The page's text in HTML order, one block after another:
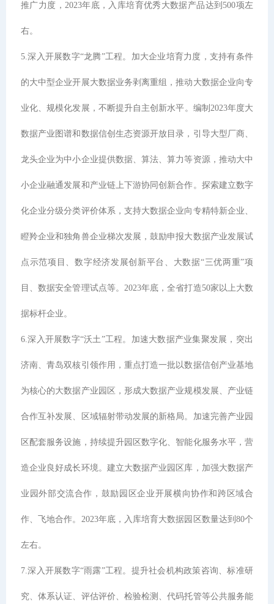
推广力度，2023年底，入库培育优秀大数据产品达到500项左
右。
5.深入开展数字“龙腾”工程。加大企业培育力度，支持有条件
的大中型企业开展大数据业务剥离重组，推动大数据企业向专
业化、规模化发展，不断提升自主创新水平。编制2023年度大
数据产业图谱和数据信创生态资源开放目录，引导大型厂商、
龙头企业为中小企业提供数据、算法、算力等资源，推动大中
小企业融通发展和产业链上下游协同创新合作。探索建立数字
化企业分级分类评价体系，支持大数据企业向专精特新企业、
瞪羚企业和独角兽企业梯次发展，鼓励申报大数据产业发展试
点示范项目、数字经济发展创新平台、大数据“三优两重”项
目、数据安全管理试点等。2023年底，全省打造50家以上大数
据标杆企业。
6.深入开展数字“沃土”工程。加速大数据产业集聚发展，突出
济南、青岛双核引领作用，重点打造一批以数据信创产业基地
为核心的大数据产业园区，形成大数据产业规模发展、产业链
合作互补发展、区域辐射带动发展的新格局。加速完善产业园
区配套服务设施，持续提升园区数字化、智能化服务水平，营
造企业良好成长环境。建立大数据产业园区库，加强大数据产
业园外部交流合作，鼓励园区企业开展横向协作和跨区域合
作、飞地合作。2023年底，入库培育大数据园区数量达到80个
左右。
7.深入开展数字“雨露”工程。提升社会机构政策咨询、标准研
究、体系认证、评估评价、检验检测、代码托管等公共服务能